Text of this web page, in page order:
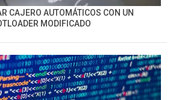
CAJERO AUTOMÁTICOS CON UN
MODIFICADO